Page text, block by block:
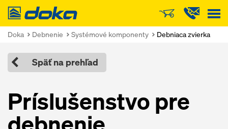
Doka
Doka Debnenie Systémové komponenty Debniaca zvierka
Späť na prehľad
Príslušenstvo pre